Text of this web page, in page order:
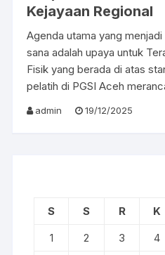
Kejayaan Regional
Agenda utama yang
sana adalah upaya untuk
Fisik yang berada di atas
pelatih di PGSI Aceh
admin 19/12/2025
S S R K
1
2 3 4